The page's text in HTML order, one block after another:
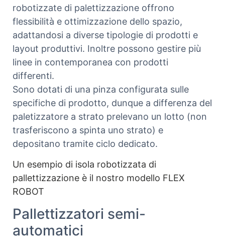
robotizzate di palettizzazione offrono
flessibilità e ottimizzazione dello spazio,
adattandosi a diverse tipologie di prodotti e
layout produttivi. Inoltre possono gestire più
linee in contemporanea con prodotti
differenti.
Sono dotati di una pinza configurata sulle
specifiche di prodotto, dunque a differenza del
paletizzatore a strato prelevano un lotto (non
trasferiscono a spinta uno strato) e
depositano tramite ciclo dedicato.
Un esempio di isola robotizzata di
pallettizzazione è il nostro modello FLEX
ROBOT
Pallettizzatori semi-
automatici